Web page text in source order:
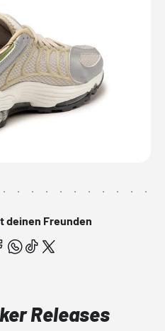
deinen Freunden
Releases